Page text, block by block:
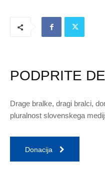
PODPRITE
Drage bralke, dragi bralci,
pluralnost slovenskega
Donacija